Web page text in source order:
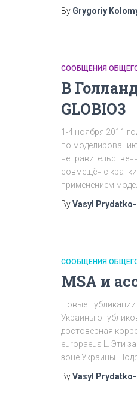
By Grygoriy
СООБЩЕНИЯ
В
GLOBIO3
1-4 ноября 2011
по
совмещён с
применением
ByVasyl
СООБЩЕНИЯ
MSA и
Новые
Украины
достоверная
europaeus L. Эти
зоне Украины.
ByVasyl